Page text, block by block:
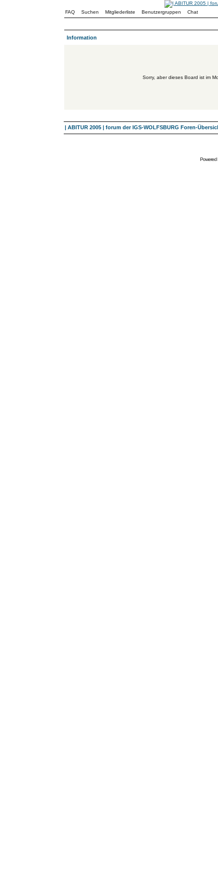
FAQ Suchen Mitgliederliste Benutzergruppen Chat
Information
Sorry, aber dieses Board ist im
| ABITUR 2005 | forum der IGS-WOLFSBURG Foren-
Powered